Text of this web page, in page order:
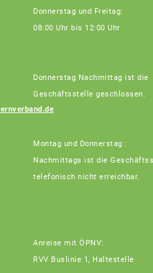
Donnerstag und Freitag:
08:00 Uhr bis 12:00 Uhr
Donnerstag Nachmittag ist die
Geschäftsstelle geschlossen.
Montag und Donnerstag :
Nachmittags ist die
telefonisch nicht erreichbar.
Anreise mit ÖPNV:
RVV Buslinie 1, Haltestelle